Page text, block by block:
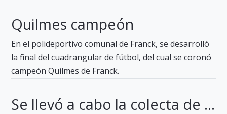
Quilmes campeón
En el polideportivo comunal de Franck, se desarrolló
la final del cuadrangular de fútbol, del cual se coronó
campeón Quilmes de Franck.
Se llevó a cabo la colecta de ...